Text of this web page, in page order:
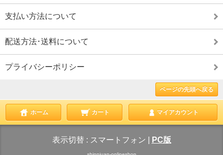
支払い方法について
配送方法･送料について
プライバシーポリシー
ページの先頭へ戻る
ホーム カート マイアカウント
表示切替 : スマートフォン PC版